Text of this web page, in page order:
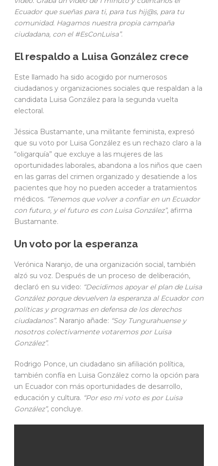
Ecuador que sueñas para ti, para tus hij@s, para tu
comunidad. Hagamos nuestra propia campaña
ciudadana, con el #EsConLuisa”.
El respaldo a Luisa González crece
Este llamado ha sido acogido por numerosos
ciudadanos y organizaciones sociales que respaldan a la
candidata Luisa González para la segunda vuelta
electoral.
Jéssica Bustamante, una militante feminista, expresó
que su voto por Luisa González es un rechazo claro a la
“oligarquía” que excluye a las mujeres de las
oportunidades laborales, abandona a los niños que caen
en las garras del crimen organizado y desatiende a los
pacientes que hoy no pueden acceder a tratamientos
médicos. “Tenemos que volver a confiar en un Ecuador
con futuro, y el futuro es con Luisa González”, afirma
Bustamante.
Un voto por la esperanza
Verónica Naranjo, de una organización social, también
alzó su voz. Después de un proceso de deliberación,
declaró en su video: “Decidimos apoyar el plan de Luisa
González porque devuelven la esperanza al Ecuador con
políticas y programas en defensa de los derechos
ciudadanos”. Naranjo añade: “Soy Tungurahuense y
nosotros colectivamente votaremos por Luisa
González”.
Rodrigo Ponce, un ciudadano sin afiliación política,
también confía en Luisa González como la opción para
un Ecuador con más oportunidades de desarrollo,
educación y cultura. “Por eso mi voto es por Luisa
González”, concluye.